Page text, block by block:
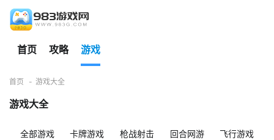
首页 攻略 游戏
首页 游戏大全
游戏大全
全部游戏 卡牌游戏 枪战射击 回合网游 飞行游戏